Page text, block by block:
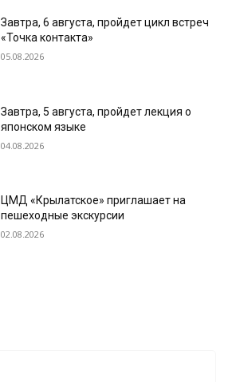
Завтра, 6 августа, пройдет цикл встреч
«Точка контакта»
05.08.2026
Завтра, 5 августа, пройдет лекция о
японском языке
04.08.2026
ЦМД «Крылатское» приглашает на
пешеходные экскурсии
02.08.2026